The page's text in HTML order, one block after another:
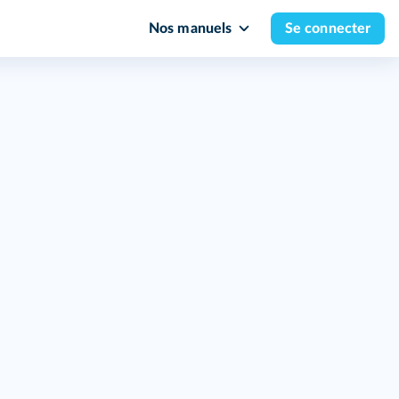
Nos manuels Se connecter